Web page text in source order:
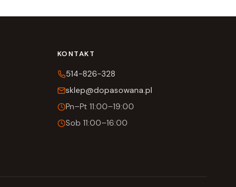
KONTAKT
514-826-328
sklep@dopasowana.pl
Pn–Pt 11:00–19:00
Sob 11:00–16:00